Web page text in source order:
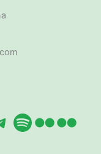
Spotify
Flickr